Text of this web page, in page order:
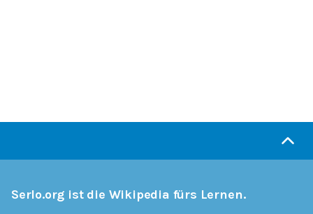
Serlo.org ist die Wikipedia fürs Lernen.